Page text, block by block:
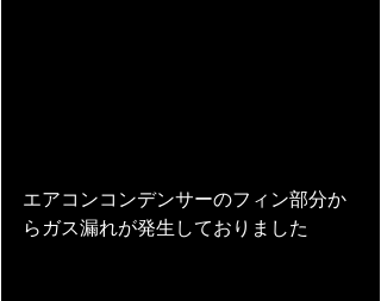
エアコンコンデンサーのフィン部分か
らガス漏れが発生しておりました